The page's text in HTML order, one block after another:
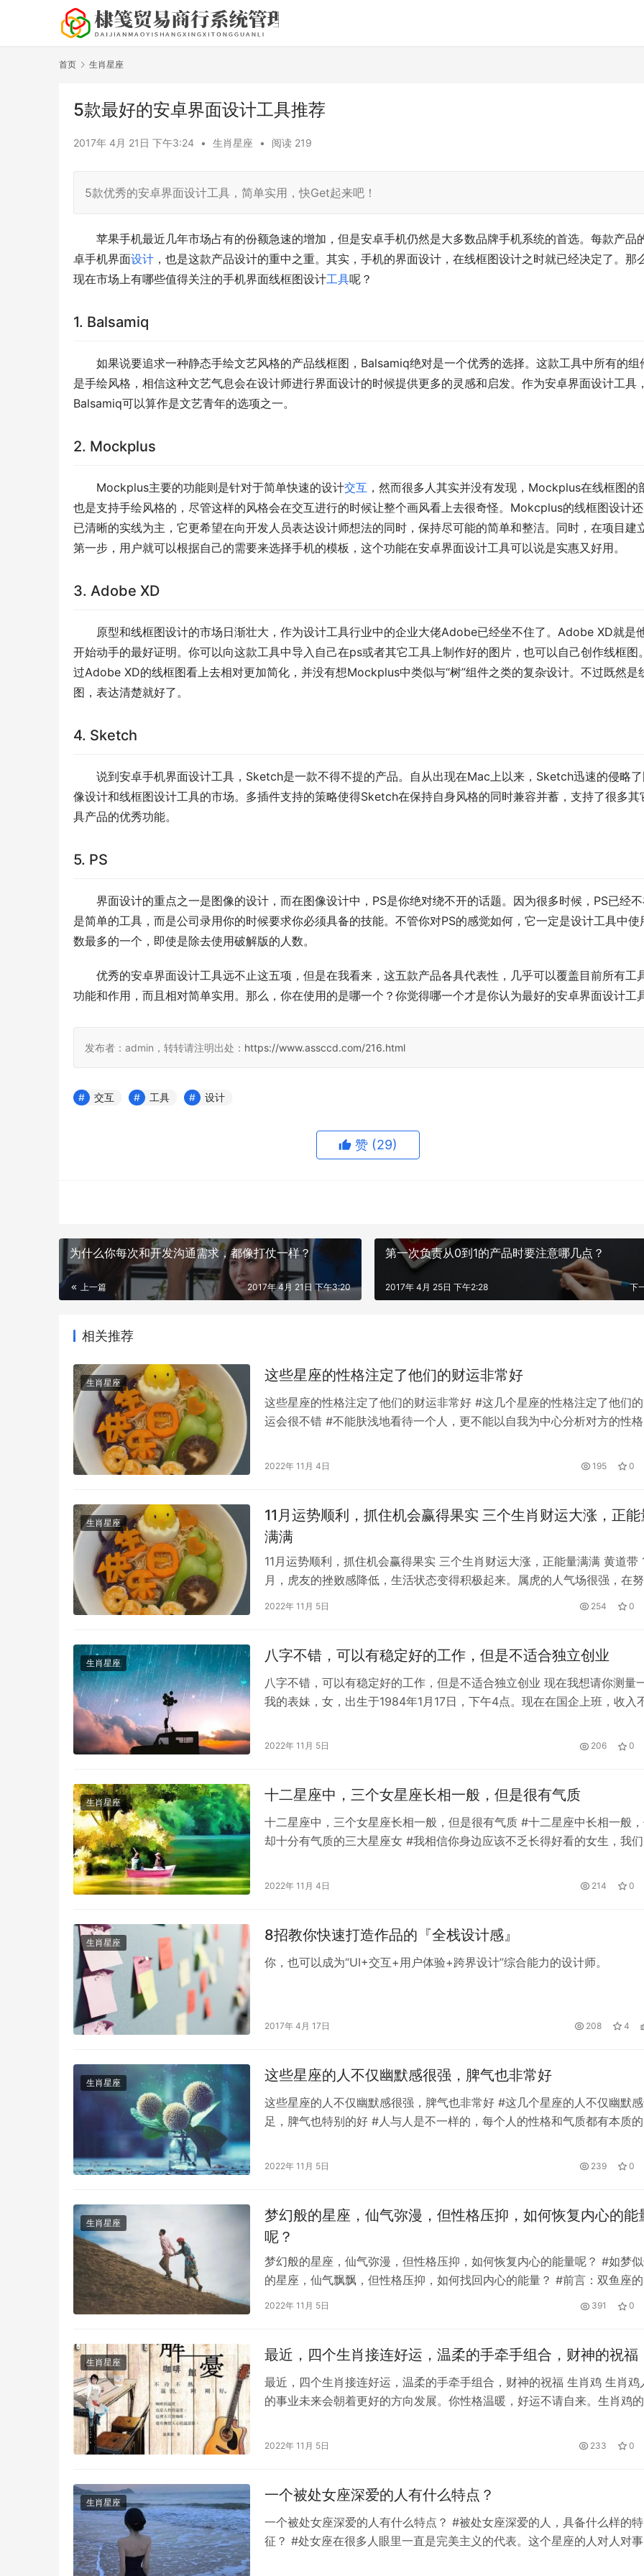
首页 生肖星座
5款最好的安卓界面设计工具推荐
2017年 4月 21日 下午3:24 • 生肖星座 • 阅读 219
5款优秀的安卓界面设计工具，简单实用，快Get起来吧！
苹果手机最近几年市场占有的份额急速的增加，但是安卓手机仍然是大多数品牌手机系统的首选。每款产品
卓手机界面设计 ，也是这款产品设计的重中之重。其实，手机的界面设计，在线框图设计之时就已经决定了。那
现在市场上有哪些值得关注的手机界面线框图设计工具呢？
1. Balsamiq
如果说要追求一种静态手绘文艺风格的产品线框图，Balsamiq绝对是一个优秀的选择。这款工具中所有的组
是手绘风格，相信这种文艺气息会在设计师进行界面设计的时候提供更多的灵感和启发。作为安卓界面设计工具，
Balsamiq可以算作是文艺青年的选项之一。
2. Mockplus
Mockplus主要的功能则是针对于简单快速的设计交互 ，然而很多人其实并没有发现，Mockplus在线框图的
也是支持手绘风格的，尽管这样的风格会在交互进行的时候让整个画风看上去很奇怪。Mokcplus的线框图设计
已清晰的实线为主，它更希望在向开发人员表达设计师想法的同时，保持尽可能的简单和整洁。同时，在项目建
第一步，用户就可以根据自己的需要来选择手机的模板，这个功能在安卓界面设计工具可以说是实惠又好用。
3. Adobe XD
原型和线框图设计的市场日渐壮大，作为设计工具行业中的企业大佬Adobe已经坐不住了。Adobe XD就是
开始动手的最好证明。你可以向这款工具中导入自己在ps或者其它工具上制作好的图片，也可以自己创作线框图
过Adobe XD的线框图看上去相对更加简化，并没有想Mockplus中类似与“树”组件之类的复杂设计。不过既然是
图，表达清楚就好了。
4. Sketch
说到安卓手机界面设计工具，Sketch是一款不得不提的产品。自从出现在Mac上以来，Sketch迅速的侵略
像设计和线框图设计工具的市场。多插件支持的策略使得Sketch在保持自身风格的同时兼容并蓄，支持了很多其
具产品的优秀功能。
5. PS
界面设计的重点之一是图像的设计，而在图像设计中，PS是你绝对绕不开的话题。因为很多时候，PS已经
是简单的工具，而是公司录用你的时候要求你必须具备的技能。不管你对PS的感觉如何，它一定是设计工具中使
数最多的一个，即使是除去使用破解版的人数。
优秀的安卓界面设计工具远不止这五项，但是在我看来，这五款产品各具代表性，几乎可以覆盖目前所有工
功能和作用，而且相对简单实用。那么，你在使用的是哪一个？你觉得哪一个才是你认为最好的安卓界面设计工
发布者：admin，转转请注明出处： https://www.assccd.com/216.html
交互 工具 设计
赞 (29)
为什么你每次和开发沟通需求，都像打仗一样？
上一篇 2017年 4月 21日 下午3:20
第一次负责从0到1的产品时要注意哪几点？
下
2017年 4月 25日 下午2:28
相关推荐
生肖星座 这些星座的性格注定了他们的财运非常好
这些星座的性格注定了他们的财运非常好 #这几个星座的性格注定了他们
运会很不错 #不能肤浅地看待一个人，更不能以自我为中心分析对方的性格
是坏事。他们迟早会成功的。宝瓶星座 水瓶座是一个有自己思维的人，很少
2022年 11月 4日 195 0
生肖星座
11月运势顺利，抓住机会赢得果实 三个生肖财运大涨，正能
满满
11月运势顺利，抓住机会赢得果实 三个生肖财运大涨，正能量满满 黄道带
月，虎友的挫败感降低，生活状态变得积极起来。属虎的人气场很强，在努
中不断进步，运势也有明显提升。另外，属虎的人能吃苦，能通过努力面对
谐，这样…
2022年 11月 5日 254 0
生肖星座 八字不错，可以有稳定好的工作，但是不适合独立创业
八字不错，可以有稳定好的工作，但是不适合独立创业 现在我想请你测量
我的表妹，女，出生于1984年1月17日，下午4点。现在在国企上班，收入
下属投资朋友的教育机构。不知道有没有可能？当然，我暂时不会丢掉国企
2022年 11月 5日 206 0
生肖星座 十二星座中，三个女星座长相一般，但是很有气质
十二星座中，三个女星座长相一般，但是很有气质 #十二星座中长相一般
却十分有气质的三大星座女 #我相信你身边应该不乏长得好看的女生，我们
感觉。而且生活中有一些女生，脸蛋没有女神那么精致，但是很耐看。我们
2022年 11月 4日 214 0
生肖星座 8招教你快速打造作品的『全栈设计感』
你，也可以成为“UI+交互+用户体验+跨界设计”综合能力的设计师。
2017年 4月 17日 208 4
生肖星座 这些星座的人不仅幽默感很强，脾气也非常好
这些星座的人不仅幽默感很强，脾气也非常好 #这几个星座的人不仅幽默
足，脾气也特别的好 #人与人是不一样的，每个人的性格和气质都有本质的
才能拥有最好的关系和真诚的朋友。 天秤座 天秤座天生有一种独特的亲和
2022年 11月 5日 239 0
生肖星座
梦幻般的星座，仙气弥漫，但性格压抑，如何恢复内心的能
呢？
梦幻般的星座，仙气弥漫，但性格压抑，如何恢复内心的能量呢？ #如梦
的星座，仙气飘飘，但性格压抑，如何找回内心的能量？ #前言：双鱼座的
是如何看待“命运”的？ 你有没有感受过，你所表现出的外在“形象”和你内心
和…
2022年 11月 5日 391 0
生肖星座 最近，四个生肖接连好运，温柔的手牵手组合，财神的祝福
最近，四个生肖接连好运，温柔的手牵手组合，财神的祝福 生肖鸡 生肖鸡
的事业未来会朝着更好的方向发展。你性格温暖，好运不请自来。生肖鸡的
会开始转入顺遂的状态，一定会成就很多家业。 贵人会上门，桃花会偷偷升
2022年 11月 5日 233 0
生肖星座 一个被处女座深爱的人有什么特点？
一个被处女座深爱的人有什么特点？ #被处女座深爱的人，具备什么样的特
征？ #处女座在很多人眼里一直是完美主义的代表。这个星座的人对人对事